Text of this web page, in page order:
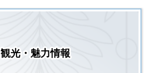
観光・魅力情報